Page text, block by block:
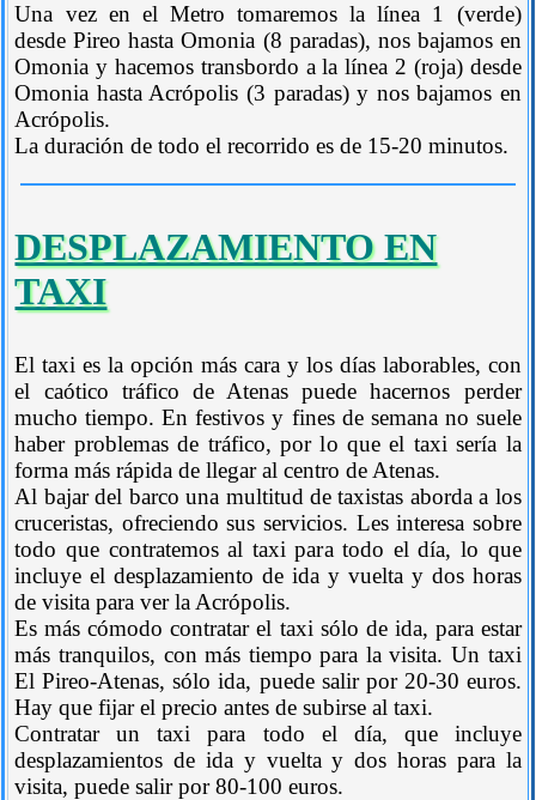
Una vez en el Metro tomaremos la línea 1 (verde)
desde Pireo hasta Omonia (8 paradas), nos bajamos en
Omonia y hacemos transbordo a la línea 2 (roja) desde
Omonia hasta Acrópolis (3 paradas) y nos bajamos en
Acrópolis.
La duración de todo el recorrido es de 15-20 minutos.
DESPLAZAMIENTO EN
TAXI
El taxi es la opción más cara y los días laborables, con
el caótico tráfico de Atenas puede hacernos perder
mucho tiempo. En festivos y fines de semana no suele
haber problemas de tráfico, por lo que el taxi sería la
forma más rápida de llegar al centro de Atenas.
Al bajar del barco una multitud de taxistas aborda a los
cruceristas, ofreciendo sus servicios. Les interesa sobre
todo que contratemos al taxi para todo el día, lo que
incluye el desplazamiento de ida y vuelta y dos horas
de visita para ver la Acrópolis.
Es más cómodo contratar el taxi sólo de ida, para estar
más tranquilos, con más tiempo para la visita. Un taxi
El Pireo-Atenas, sólo ida, puede salir por 20-30 euros.
Hay que fijar el precio antes de subirse al taxi.
Contratar un taxi para todo el día, que incluye
desplazamientos de ida y vuelta y dos horas para la
visita, puede salir por 80-100 euros.